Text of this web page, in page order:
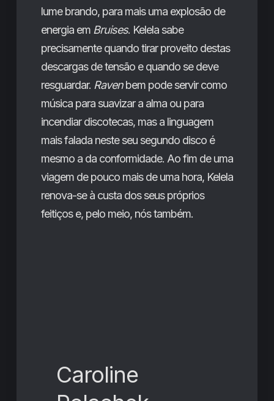
lume brando, para mais uma explosão de
energia em Bruises. Kelela sabe
precisamente quando tirar proveito destas
descargas de tensão e quando se deve
resguardar. Ravenbem pode servir como
música para suavizar a alma ou para
incendiar discotecas, mas a linguagem
mais falada neste seu segundo disco é
mesmo a da conformidade. Ao fim de uma
viagem de pouco mais de uma hora, Kelela
renova-se à custa dos seus próprios
feitiços e, pelo meio, nós também.
Caroline